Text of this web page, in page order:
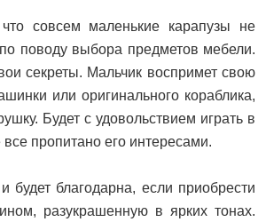
совсем маленькие карапузы не
поводу выбора предметов мебели.
секреты. Мальчик воспримет свою
или оригинального кораблика,
Будет с удовольствием играть в
все пропитано его интересами.
будет благодарна, если приобрести
разукрашенную в ярких тонах.